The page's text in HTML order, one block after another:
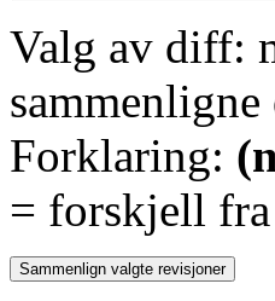
Valg av diff:
Forklaring:
= forskjell